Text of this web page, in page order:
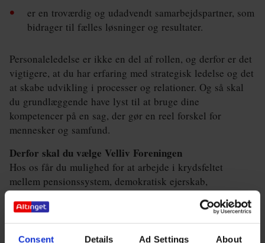
Consent Details Ad Settings About
er en troværdig og udadvendt samarbejdspartner, som
bidrager til fælles løsninger og resultater.
Personaleledelse er ikke en del af rollen, og derfor er det
vigtigere, at du har erfaring med strategisk ledelse og det
at skabe udvikling i processer og relationer. Og så skal
du grundlæggende have lyst til at bruge dine
kompetencer på en sag, der gør en reel forskel for
mennesker og samfund.
Derfor skal du vælge Velliv Foreningen
Hos os får du mulighed for at arbejde i krydsfeltet
mellem pensionssystem, demokratisk ejerskab,
medlemsværdi og en af de vigtigste
samfundsdagsordener i vores tid: mental sundhed blandt
arbejdende mennesker.